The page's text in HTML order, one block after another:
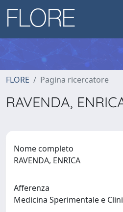
FLORE Pagina ricercatore
RAVENDA,
Nome completo
RAVENDA, ENRICA
Afferenza
Medicina Sperimentale e